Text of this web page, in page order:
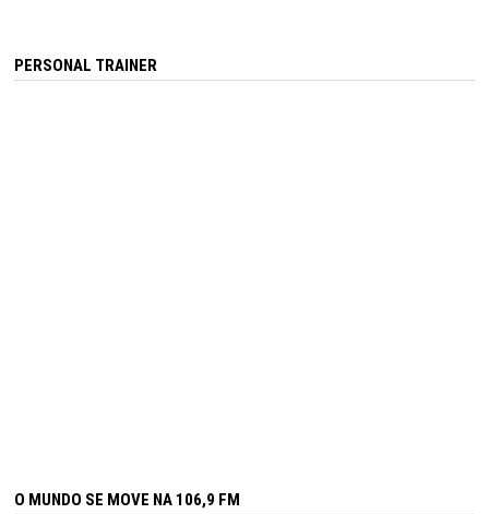
PERSONAL TRAINER
O MUNDO SE MOVE NA 106,9 FM